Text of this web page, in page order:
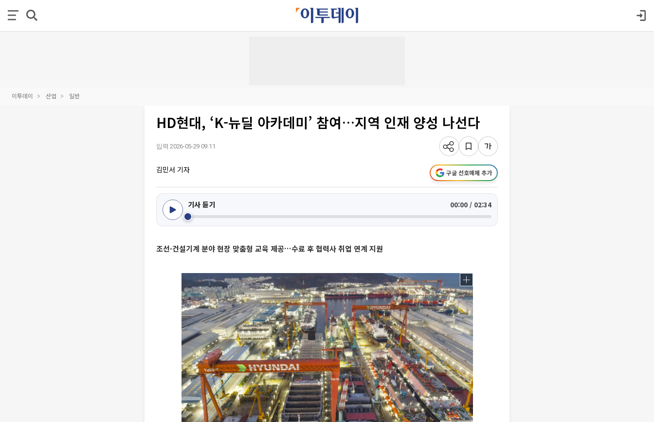
이투데이 산업 일반
HD현대, ‘K-뉴딜 아카데미’ 참여…지역 인재 양성 나선다
입력 2026-05-29 09:11
김민서 기자 구글 선호매체 추가
기사 듣기 00:00 / 02:34
조선·건설기계 분야 현장 맞춤형 교육 제공…수료 후 협력사 취업 연계 지원